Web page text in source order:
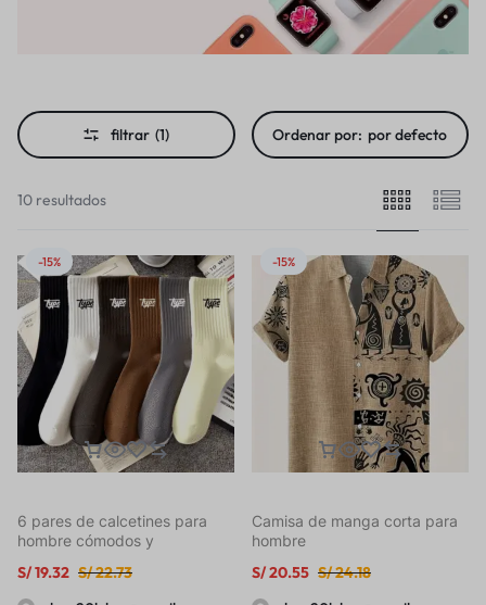
filtrar (1) Ordenar por: por defecto
10 resultados
-15%
6 pares de calcetines para
hombre cómodos y
poner, ideales para uso diario
y al aire libre, resistentes al
S/22.73
S/19.32
-15%
Camisa de manga corta para
hombre
S/24.18
S/20.55